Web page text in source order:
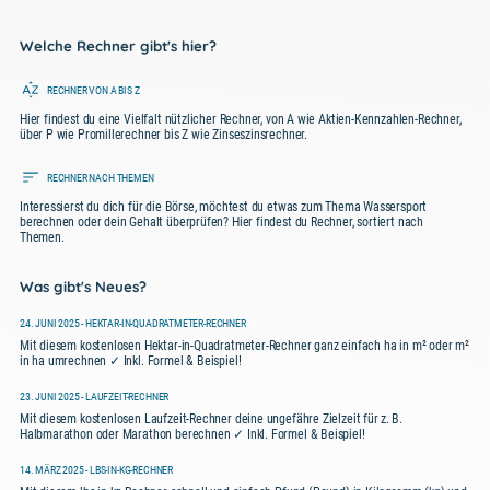
Gesunde Fette:
Fette wie Olivenöl, Avocado und Nüsse
in Maßen.
Wasser:
deinen Körper hydratisiert zu halten.
Zucker, der in zuckerhaltigen Getränken
und verarbeiteten Lebensmitteln
enthalten ist.
Begrenze den Verzehr von
Ausschließlich pflanzliche Lebensmittel
(vegetarisch) oder pflanzliche
(vegan).
Bluthochdrucksenkung):
Verzehr von Obst, Gemüse,
Vollkornprodukten und magerem Eiweiß,
Flexitarische Diät: Hauptsächlich
pflanzliche Ernährung, gelegentlich
nicht verbraucht wird
Gewichtsverlust und Verringerung
Energiemangel und Mangel an
essentiellen Nährstoffen
Muskelkraft
Verminderte Immunität und erhöhte
Welche Rechner gibt's hier?
RECHNER VON A BIS Z
Hier findest du eine Vielfalt nützlicher Rechner, von A wie Aktien-Kennzahlen-Rechner,
über P wie Promillerechner bis Z wie Zinseszinsrechner.
RECHNER NACH THEMEN
Interessierst du dich für die Börse, möchtest du etwas zum Thema Wassersport
berechnen oder dein Gehalt überprüfen? Hier findest du Rechner, sortiert nach
Themen.
Was gibt's Neues?
24. JUNI 2025 - HEKTAR-IN-QUADRATMETER-RECHNER
Mit diesem kostenlosen Hektar-in-Quadratmeter-Rechner ganz einfach ha in m² oder m²
in ha umrechnen ✓ Inkl. Formel & Beispiel!
23. JUNI 2025 - LAUFZEIT-RECHNER
Mit diesem kostenlosen Laufzeit-Rechner deine ungefähre Zielzeit für z. B.
Halbmarathon oder Marathon berechnen ✓ Inkl. Formel & Beispiel!
14. MÄRZ 2025 - LBS-IN-KG-RECHNER